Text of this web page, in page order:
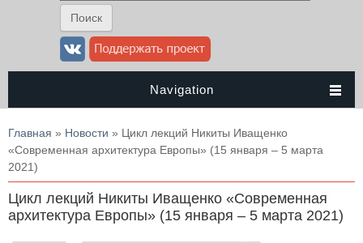
Navigation
Вы здесь
Главная » Новости » Цикл лекций Никиты Иващенко
«Современная архитектура Европы» (15 января – 5 марта
2021)
Цикл лекций Никиты Иващенко «Современная
архитектура Европы» (15 января – 5 марта 2021)